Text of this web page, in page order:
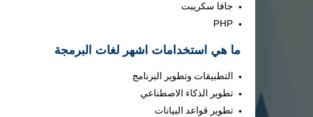
جافا سكريبت
PHP
ما هي استخدامات اشهر لغات البرمجة
التطبيقات وتطوير البرنامج
تطوير الذكاء الاصطناعي
تطوير قواعد البيانات